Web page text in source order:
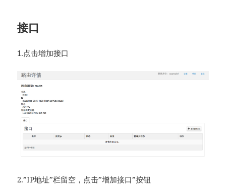
接口
1.点击增加接口
2.”IP地址”栏留空，点击”增加接口”按钮